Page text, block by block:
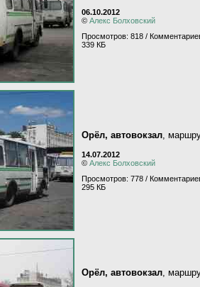
06.10.2012
© Алекс Болховский
Просмотров: 818 /
339 КБ
Орёл, автовокзал,
14.07.2012
© Алекс Болховский
Просмотров: 778 /
295 КБ
Орёл, автовокзал,